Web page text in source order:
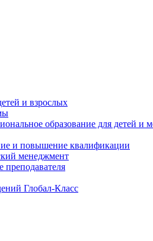
и взрослых
образование для детей и
и повышение квалификации
менеджмент
преподавателя
Глобал-Класс